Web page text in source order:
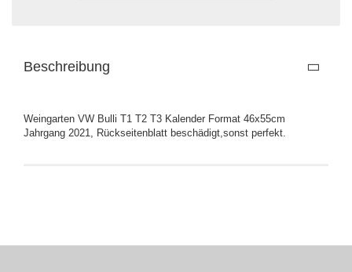
Beschreibung
Weingarten VW Bulli T1 T2 T3 Kalender Format 46x55cm
Jahrgang 2021, Rückseitenblatt beschädigt,sonst perfekt.